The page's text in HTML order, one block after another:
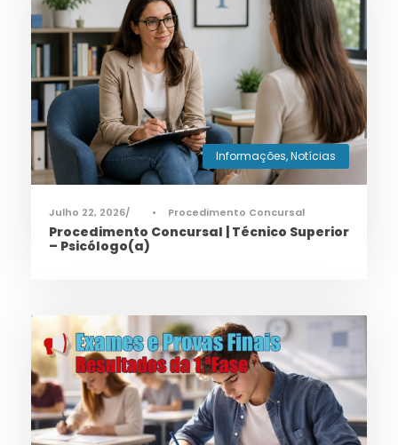
Informações,Notícias
Julho 22, 2026 • Procedimento Concursal
Procedimento Concursal | Técnico Superior
– Psicólogo(a)